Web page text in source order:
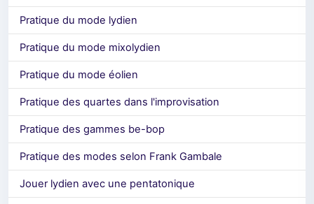
Pratique du mode lydien
Pratique du mode mixolydien
Pratique du mode éolien
Pratique des quartes dans l'improvisation
Pratique des gammes be-bop
Pratique des modes selon Frank Gambale
Jouer lydien avec une pentatonique